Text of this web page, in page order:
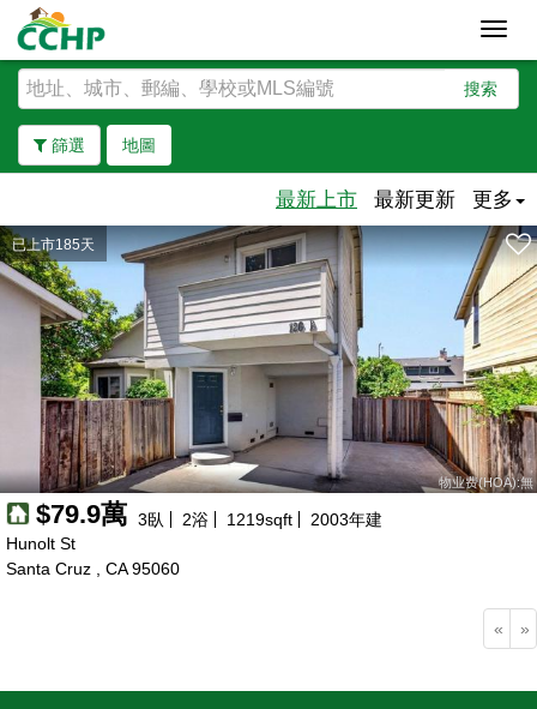
搜索
篩選 地圖
去除邊界
最新上市 最新更新 更多
已上市185天
物业费(HOA):無
$79.9萬 3臥 2浴 1219sqft 2003年建
Hunolt St
Santa Cruz , CA 95060
« »